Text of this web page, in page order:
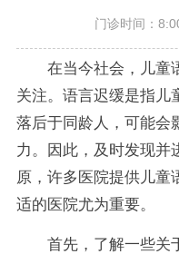
门诊时间：
在当今社会，儿童
关注。语言迟缓是指儿
落后于同龄人，可能会
力。因此，及时发现并
原，许多医院提供儿童
适的医院尤为重要。
首先，了解一些关